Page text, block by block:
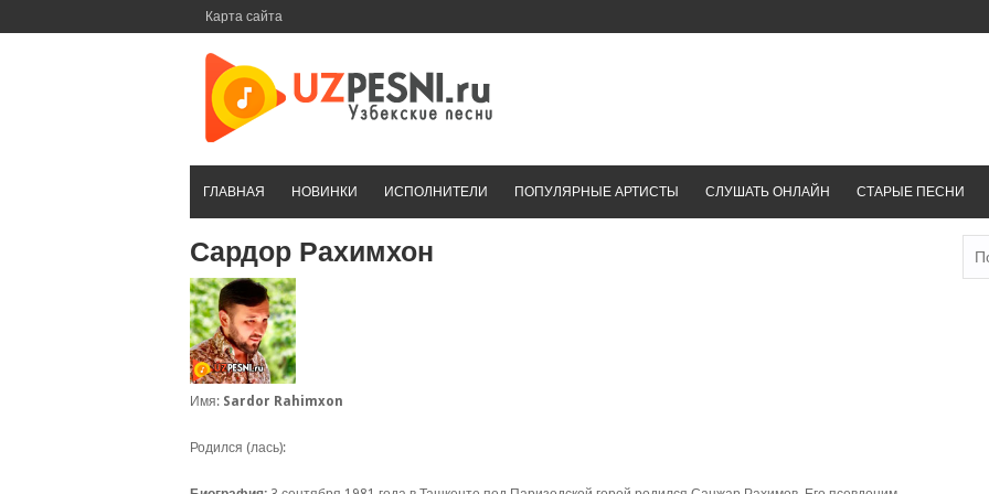
Карта сайта
ГЛАВНАЯ НОВИНКИ ИСПОЛНИТЕЛИ ПОПУЛЯРНЫЕ АРТИСТЫ СЛУШАТЬ ОНЛАЙН СТАРЫЕ ПЕСНИ
Сардор Рахимхон
Имя: Sardor Rahimxon
Родился (лась):